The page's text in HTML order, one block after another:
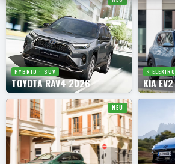
HYBRID · SUV
TOYOTA RAV4 2026
⚡ ELEKTRO
KIA EV2
NEU